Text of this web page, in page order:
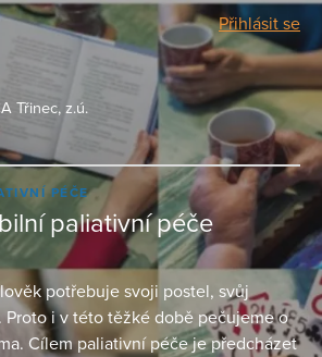
Přihlásit se
Třinec, z.ú.
PÉČE
paliativní péče
potřebuje svoji postel, svůj
Proto i v této těžké době pečujeme o
Cílem paliativní péče je předcházet